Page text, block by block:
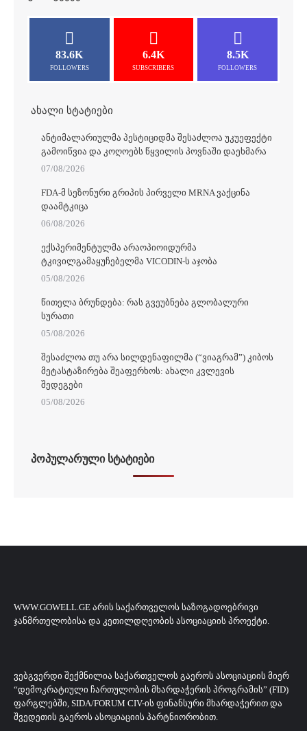
83.6K
FOLLOWERS
6.4K
SUBSCRIBERS
8.5K
FOLLOWERS
ᲐᲮᲐᲚᲘ ᲡᲢᲐᲢᲘᲔᲑᲘ
ᲐᲜᲢᲘᲛᲐᲚᲐᲠᲘᲣᲚᲛᲐ ᲞᲔᲡᲢᲘᲪᲘᲓᲛᲐ ᲨᲔᲡᲐᲫᲚᲝᲐ ᲣᲙᲣᲔᲤᲔᲥᲢᲘ
ᲒᲐᲛᲝᲘᲬᲕᲘᲐ ᲓᲐ ᲙᲝᲦᲝᲔᲑᲡ ᲬᲧᲕᲘᲚᲘᲡ ᲞᲝᲕᲜᲐᲨᲘ ᲓᲐᲔᲮᲛᲐᲠᲐ
07/08/2026
FDA-Მ ᲡᲔᲖᲝᲜᲣᲠᲘ ᲒᲠᲘᲞᲘᲡ ᲞᲘᲠᲕᲔᲚᲘ MRNA ᲕᲐᲥᲪᲘᲜᲐ
ᲓᲐᲐᲛᲢᲙᲘᲪᲐ
06/08/2026
ᲔᲥᲡᲞᲔᲠᲘᲛᲔᲜᲢᲣᲚᲛᲐ ᲐᲠᲐᲝᲞᲘᲝᲘᲓᲣᲠᲛᲐ
ᲢᲙᲘᲕᲘᲚᲒᲐᲛᲐᲧᲣᲩᲔᲑᲔᲚᲛᲐ VICODIN-Ს ᲐᲯᲝᲑᲐ
05/08/2026
ᲬᲘᲗᲔᲚᲐ ᲑᲠᲣᲜᲓᲔᲑᲐ: ᲠᲐᲡ ᲒᲕᲔᲣᲑᲜᲔᲑᲐ ᲒᲚᲝᲑᲐᲚᲣᲠᲘ
ᲡᲣᲠᲐᲗᲘ
05/08/2026
ᲨᲔᲡᲐᲫᲚᲝᲐ ᲗᲣ ᲐᲠᲐ ᲡᲘᲚᲓᲔᲜᲐᲤᲘᲚᲛᲐ (“ᲕᲘᲐᲒᲠᲐᲛ”) ᲙᲘᲑᲝᲡ
ᲛᲔᲢᲐᲡᲢᲐᲖᲘᲠᲔᲑᲐ ᲨᲔᲐᲤᲔᲠᲮᲝᲡ: ᲐᲮᲐᲚᲘ ᲙᲕᲚᲔᲕᲘᲡ
ᲨᲔᲓᲔᲒᲔᲑᲘ
05/08/2026
ᲞᲝᲞᲣᲚᲐᲠᲣᲚᲘ ᲡᲢᲐᲢᲘᲔᲑᲘ
WWW.GOWELL.GE ᲐᲠᲘᲡ ᲡᲐᲥᲐᲠᲗᲕᲔᲚᲝᲡ ᲡᲐᲖᲝᲒᲐᲓᲝᲔᲑᲠᲘᲕᲘ
ᲯᲐᲜᲛᲠᲗᲔᲚᲝᲑᲘᲡᲐ ᲓᲐ ᲙᲔᲗᲘᲚᲓᲦᲔᲝᲑᲘᲡ ᲐᲡᲝᲪᲘᲐᲪᲘᲘᲡ ᲞᲠᲝᲔᲥᲢᲘ.
ᲕᲔᲑᲒᲕᲔᲠᲓᲘ ᲨᲔᲥᲛᲜᲘᲚᲘᲐ ᲡᲐᲥᲐᲠᲗᲕᲔᲚᲝᲡ ᲒᲐᲔᲠᲝᲡ ᲐᲡᲝᲪᲘᲐᲪᲘᲘᲡ ᲛᲘᲔᲠ
“ᲓᲔᲛᲝᲙᲠᲐᲢᲘᲣᲚᲘ ᲩᲐᲠᲗᲣᲚᲝᲑᲘᲡ ᲛᲮᲐᲠᲓᲐᲭᲔᲠᲘᲡ ᲞᲠᲝᲒᲠᲐᲛᲘᲡ” (FID)
ᲤᲐᲠᲒᲚᲔᲑᲨᲘ, SIDA/FORUM CIV-ᲘᲡ ᲤᲘᲜᲐᲜᲡᲣᲠᲘ ᲛᲮᲐᲠᲓᲐᲭᲔᲠᲘᲗ ᲓᲐ
ᲨᲕᲔᲓᲔᲗᲘᲡ ᲒᲐᲔᲠᲝᲡ ᲐᲡᲝᲪᲘᲐᲪᲘᲘᲡ ᲞᲐᲠᲢᲜᲘᲝᲠᲝᲑᲘᲗ.